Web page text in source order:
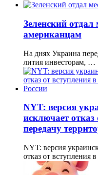
Зеленский отдал
американцам
На днях Украина
лития инвесторам, …
NYT: версия
исключает
передачу
NYT: версия
отказ от вступления